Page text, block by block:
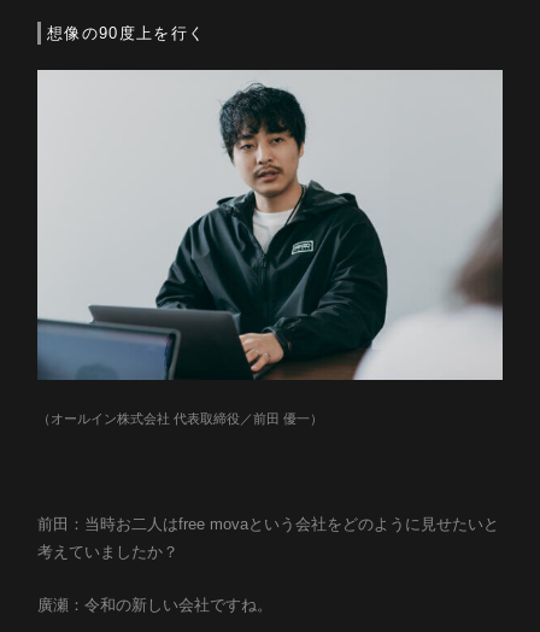
想像の90度上を行く
（オールイン株式会社 代表取締役／前田 優一）
前田：当時お二人はfree movaという会社をどのように見せたいと
考えていましたか？
廣瀬：令和の新しい会社ですね。